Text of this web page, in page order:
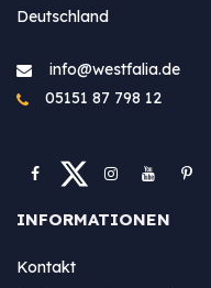
Deutschland
info@westfa​lia.de
05151 87 798 12
INFORMATIONEN
Kontakt